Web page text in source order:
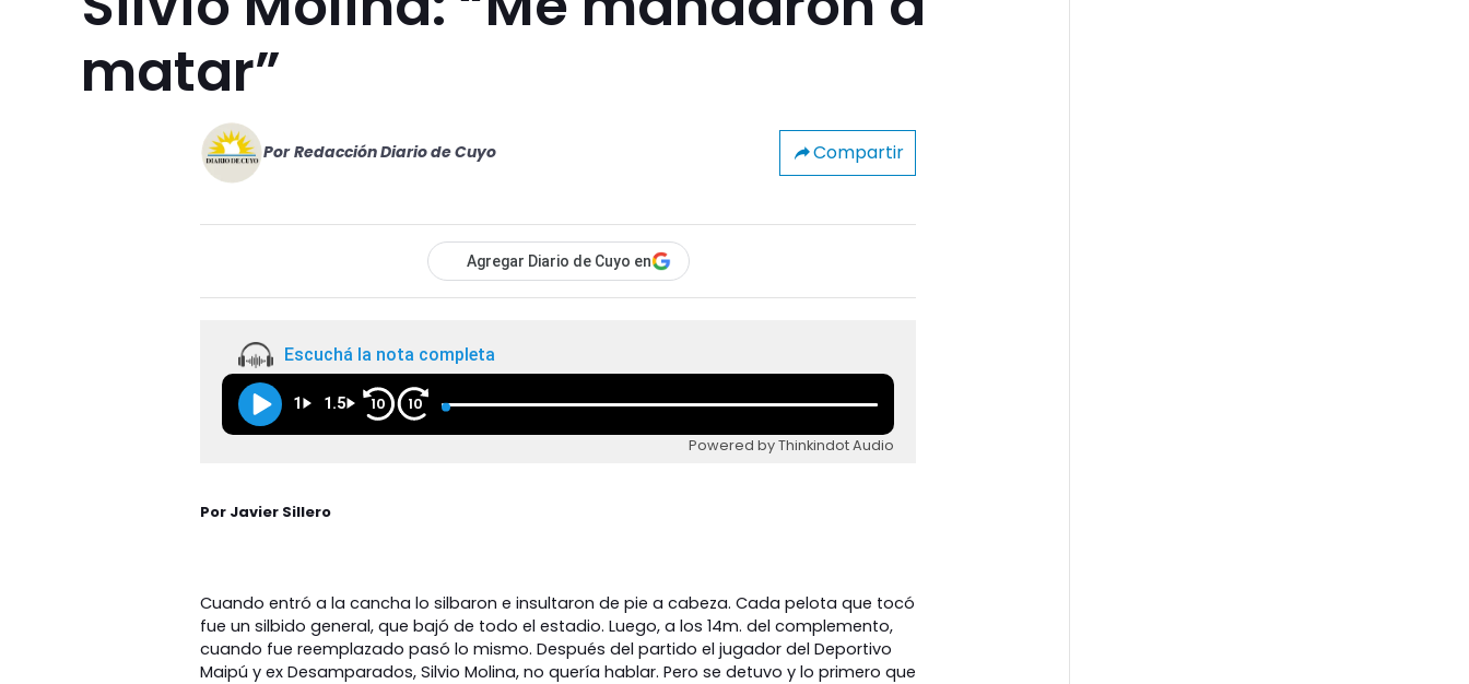
matar”
Por Redacción Diario de Cuyo Compartir
Agregar Diario de Cuyo en
Escuchá la nota completa
1 1.5 10 10
Powered by Thinkindot Audio
Por Javier Sillero
Cuando entró a la cancha lo silbaron e insultaron de pie a cabeza. Cada pelota que tocó
fue un silbido general, que bajó de todo el estadio. Luego, a los 14m. del complemento,
cuando fue reemplazado pasó lo mismo. Después del partido el jugador del Deportivo
Maipú y ex Desamparados, Silvio Molina, no quería hablar. Pero se detuvo y lo primero que